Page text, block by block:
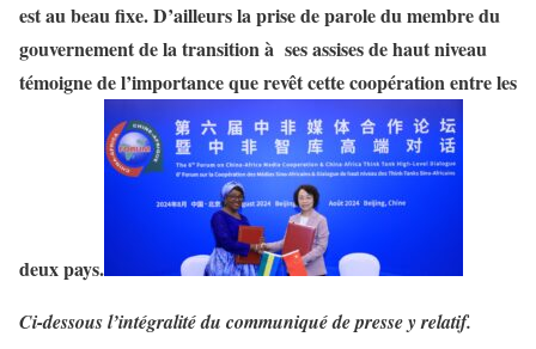
est au beau fixe. D’ailleurs la prise de parole du membre du
gouvernement de la transition à ses assises de haut niveau
témoigne de l’importance que revêt cette coopération entre les
deux pays.
Ci-dessous l’intégralité du communiqué de presse y relatif.